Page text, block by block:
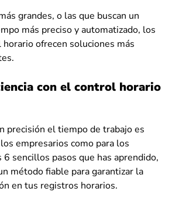
grandes, o las que buscan un
más preciso y automatizado, los
ofrecen soluciones más
con el control horario
precisión el tiempo de trabajo es
empresarios como para los
sencillos pasos que has aprendido,
método fiable para garantizar la
en tus registros horarios.